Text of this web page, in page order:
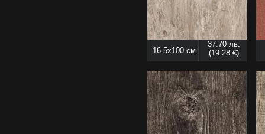
16.5x100 см
37.70 лв.
(19.28 €)